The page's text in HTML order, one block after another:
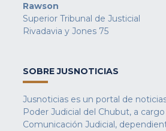
Rawson
Superior Tribunal de Justicial
Rivadavia y Jones 75
SOBRE JUSNOTICIAS
Jusnoticias es un portal de
Poder Judicial del Chubut, a
Comunicación Judicial,